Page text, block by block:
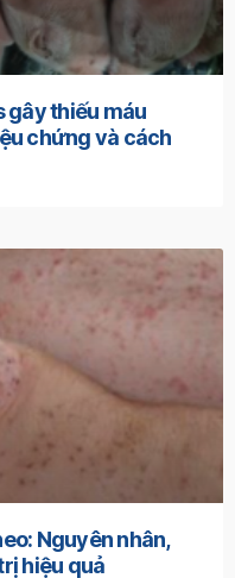
gây thiếu máu
chứng và cách
Nguyên nhân,
hiệu quả